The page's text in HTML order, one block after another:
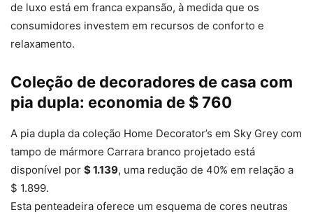
de luxo está em franca expansão, à medida que os
consumidores investem em recursos de conforto e
relaxamento.
Coleção de decoradores de casa com
pia dupla: economia de $ 760
A pia dupla da coleção Home Decorator’s em Sky Grey com
tampo de mármore Carrara branco projetado está
disponível por $ 1.139, uma redução de 40% em relação a
$ 1.899.
Esta penteadeira oferece um esquema de cores neutras